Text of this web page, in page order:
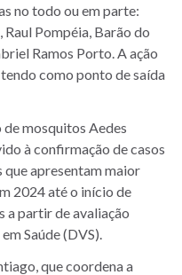
no todo ou em parte:
Pompéia, Barão do
Ramos Porto. A ação
como ponto de saída
mosquitos Aedes
à confirmação de casos
que apresentam maior
2024 até o início de
a partir de avaliação
Saúde (DVS).
que coordena a